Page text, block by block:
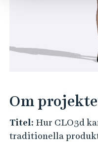
Om
Titel: Hur CLO3d
traditionella